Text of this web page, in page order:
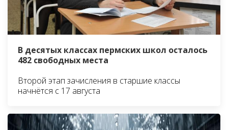
В десятых классах пермских школ осталось
482 свободных места
Второй этап зачисления в старшие классы
начнётся с 17 августа